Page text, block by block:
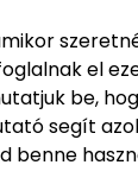
el
be,
segít
benne